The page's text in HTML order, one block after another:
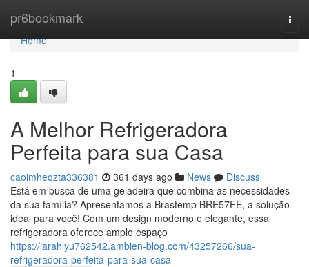
pr6bookmark
Home
Home
1
A Melhor Refrigeradora
Perfeita para sua Casa
caoimheqzta336381 361 days ago News
Discuss
Está em busca de uma geladeira que combina as necessidades
da sua família? Apresentamos a Brastemp BRE57FE, a solução
ideal para você! Com um design moderno e elegante, essa
refrigeradora oferece amplo espaço
https://larahlyu762542.ambien-blog.com/43257266/sua-
refrigeradora-perfeita-para-sua-casa